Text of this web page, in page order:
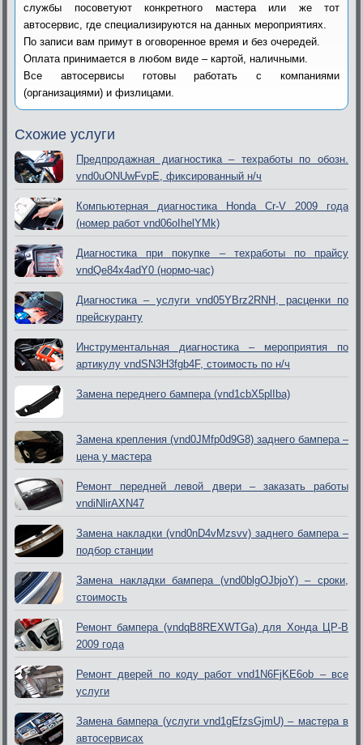
службы посоветуют конкретного мастера или же тот
автосервис, где специализируются на данных мероприятиях.
По записи вам примут в оговоренное время и без очередей.
Оплата принимается в любом виде – картой, наличными.
Все автосервисы готовы работать с компаниями
(организациями) и физлицами.
Схожие услуги
Предпродажная диагностика – техработы по обозн.
vnd0uONUwFvpE, фиксированный н/ч
Компьютерная диагностика Honda Cr-V 2009 года
(номер работ vnd06oIhelYMk)
Диагностика при покупке – техработы по прайсу
vndQe84x4adY0 (нормо-час)
Диагностика – услуги vnd05YBrz2RNH, расценки по
прейскуранту
Инструментальная диагностика – мероприятия по
артикулу vndSN3H3fgb4F, стоимость по н/ч
Замена переднего бампера (vnd1cbX5plIba)
Замена крепления (vnd0JMfp0d9G8) заднего бампера –
цена у мастера
Ремонт передней левой двери – заказать работы
vndiNlirAXN47
Замена накладки (vnd0nD4vMzsvv) заднего бампера –
подбор станции
Замена накладки бампера (vnd0blgOJbjoY) – сроки,
стоимость
Ремонт бампера (vndqB8REXWTGa) для Хонда ЦР-В
2009 года
Ремонт дверей по коду работ vnd1N6FjKE6ob – все
услуги
Замена бампера (услуги vnd1gEfzsGjmU) – мастера в
автосервисах